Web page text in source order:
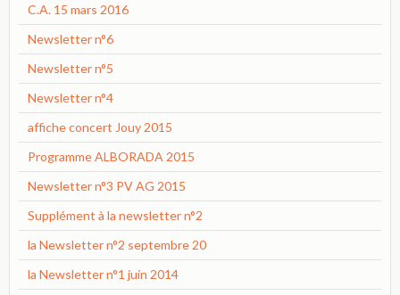
C.A. 15 mars 2016
Newsletter n°6
Newsletter n°5
Newsletter n°4
affiche concert Jouy 2015
Programme ALBORADA 2015
Newsletter n°3 PV AG 2015
Supplément à la newsletter n°2
la Newsletter n°2 septembre 20
la Newsletter n°1 juin 2014